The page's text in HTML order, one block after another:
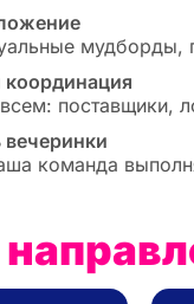
координация
поставщики,
команда